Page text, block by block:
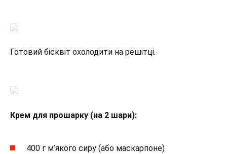
Готовий бісквіт охолодити на решітці.
Крем для прошарку (на 2 шари):
400 г м’якого сиру (або маскарпоне)